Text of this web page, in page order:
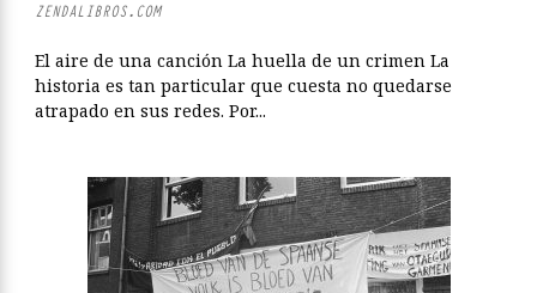
ZENDALIBROS.COM
El aire de una canción La huella de un crimen La
historia es tan particular que cuesta no quedarse
atrapado en sus redes. Por...